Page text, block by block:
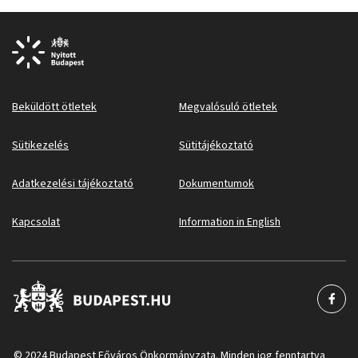
Beküldött ötletek Megvalósuló ötletek
Sütikezelés Sütitájékoztató
Adatkezelési tájékoztató Dokumentumok
Kapcsolat Information in English